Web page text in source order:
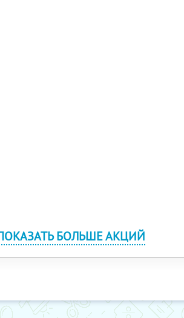
БОЛЬШЕ АКЦИЙ